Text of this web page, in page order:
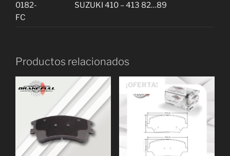
0182-
FC
SUZUKI 410 – 413 82…89
Productos relacionados
¡OFERTA!